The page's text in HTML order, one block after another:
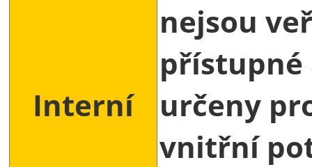
Interní
nejsou
přístupné
určeny
vnitřní